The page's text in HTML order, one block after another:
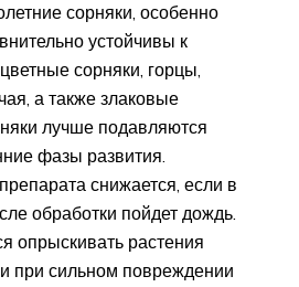
сорняки, особенно
устойчивы к
сорняки, горцы,
а также злаковые
лучше подавляются
фазы развития.
снижается, если в
обработки пойдет дождь.
опрыскивать растения
при сильном повреждении